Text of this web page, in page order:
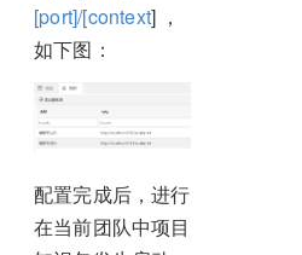
[port]/[context] ，
如下图：
配置完成后，进行
在当前团队中项目